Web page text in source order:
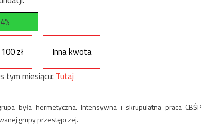
100 zł
Inna kwota
tym miesiącu: Tutaj
była hermetyczna. Intensywna i skrupulatna praca
grupy przestępczej.